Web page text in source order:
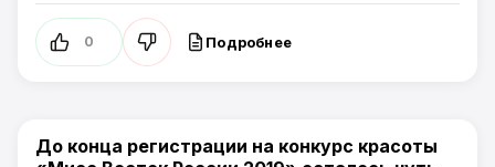
0 Подробнее
Афиша
До конца регистрации на конкурс красоты